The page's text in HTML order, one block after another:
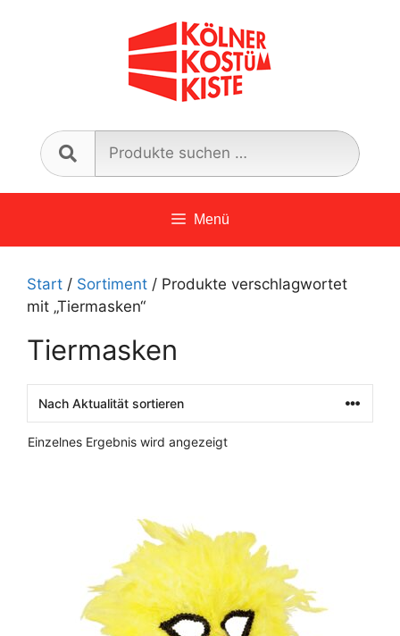
nach:
Menü
Start / Sortiment / Produkte verschlagwortet
mit „Tiermasken“
Tiermasken
Einzelnes Ergebnis wird angezeigt